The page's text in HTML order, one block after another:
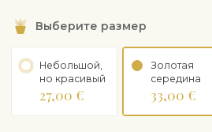
Выберите размер
Небольшой,
но красивый
27,00 €
Золотая
середина
33,00 €